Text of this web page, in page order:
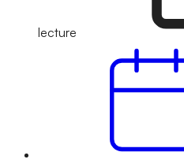
lecture